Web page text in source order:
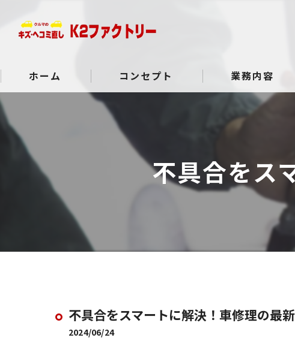
ホーム コンセプト 業務内容
よくある質問
不具合をス
不具合をスマートに解決！車修理の最
2024/06/24